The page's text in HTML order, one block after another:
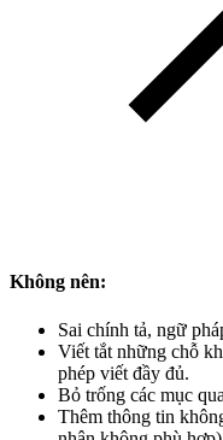
Không nên:
Sai chính tả, ngữ
Viết tắt những chỗ
phép viết đầy đủ.
Bỏ trống các mục
Thêm thông tin